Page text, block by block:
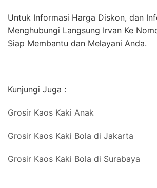
Untuk Informasi Harga Diskon, dan
Menghubungi Langsung Irvan Ke
Siap Membantu dan Melayani Anda.
Kunjungi Juga :
Grosir Kaos Kaki Anak
Grosir Kaos Kaki Bola di Jakarta
Grosir Kaos Kaki Bola di Surabaya